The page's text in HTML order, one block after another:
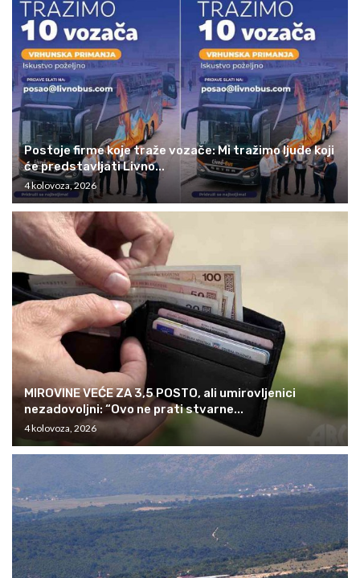
Postoje firme koje traže vozače: Mi tražimo ljude koji
će predstavljati Livno...
4 kolovoza, 2026
MIROVINE VEĆE ZA 3,5 POSTO, ali umirovljenici
nezadovoljni: “Ovo ne prati stvarne...
4 kolovoza, 2026